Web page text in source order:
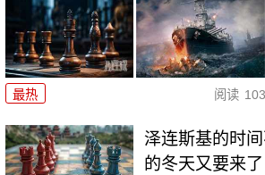
最热 阅读
泽连斯基的时
的冬天又要来了